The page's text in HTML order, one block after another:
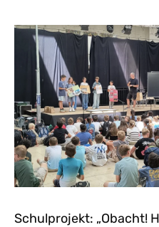
Schulprojekt: „Obacht!